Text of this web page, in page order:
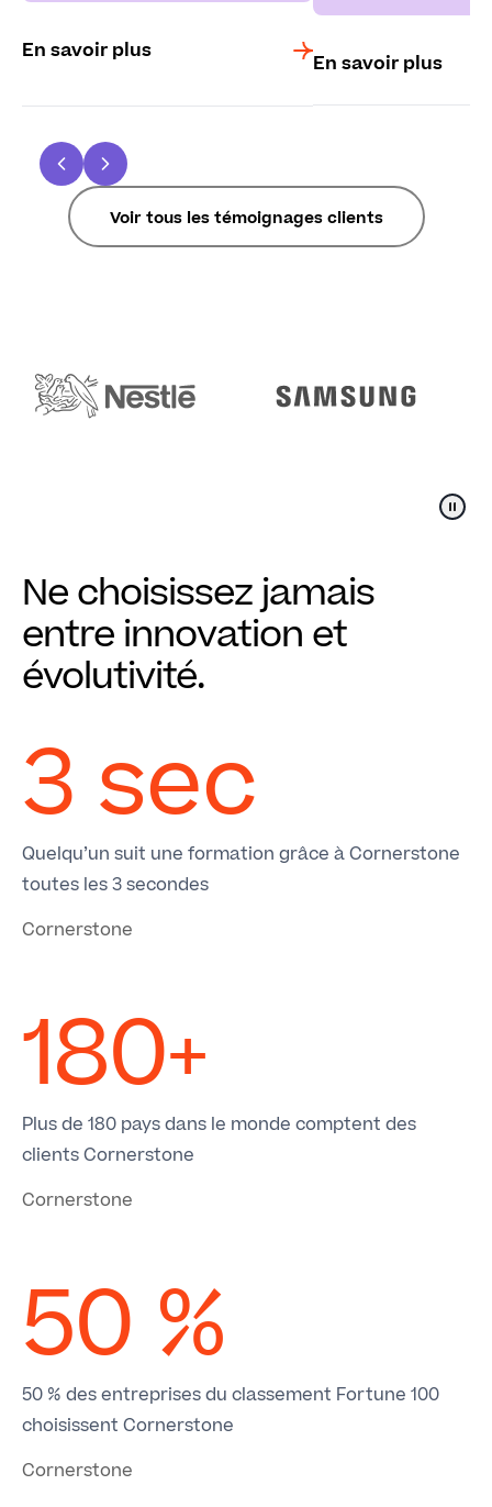
En savoir plus En savoir plus
Voir tous les témoignages clients
Ne choisissez jamais
entre innovation et
évolutivité.
3 sec
Quelqu’un suit une formation grâce à Cornerstone
toutes les 3 secondes
Cornerstone
180+
Plus de 180 pays dans le monde comptent des
clients Cornerstone
Cornerstone
50 %
50 % des entreprises du classement Fortune 100
choisissent Cornerstone
Cornerstone